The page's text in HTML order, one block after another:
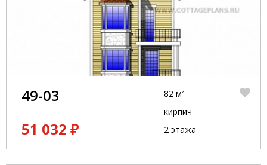
49-03
51 032 ₽
82 м²
кирпич
2 этажа